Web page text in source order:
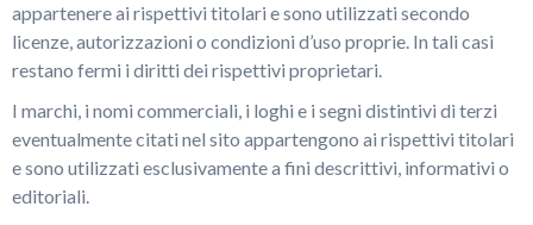
appartenere ai rispettivi titolari e sono utilizzati secondo
licenze, autorizzazioni o condizioni d’uso proprie. In tali casi
restano fermi i diritti dei rispettivi proprietari.
I marchi, i nomi commerciali, i loghi e i segni distintivi di terzi
eventualmente citati nel sito appartengono ai rispettivi titolari
e sono utilizzati esclusivamente a fini descrittivi, informativi o
editoriali.